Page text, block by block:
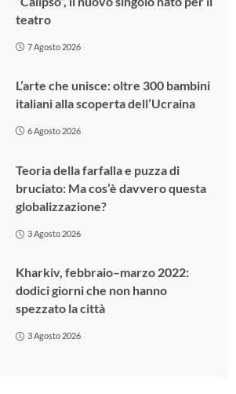
teatro
7 Agosto 2026
L’arte che unisce: oltre 300 bambini
italiani alla scoperta dell’Ucraina
6 Agosto 2026
Teoria della farfalla e puzza di
bruciato: Ma cos’è davvero questa
globalizzazione?
3 Agosto 2026
Kharkiv, febbraio–marzo 2022:
dodici giorni che non hanno
spezzato la città
3 Agosto 2026